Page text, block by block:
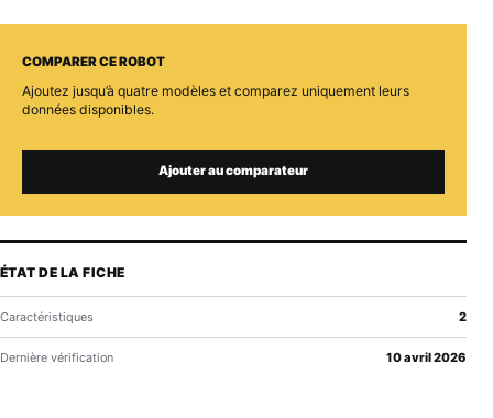
COMPARER CE ROBOT
Ajoutez jusqu’à quatre modèles et comparez uniquement leurs
données disponibles.
Ajouter au comparateur
ÉTAT DE LA FICHE
Caractéristiques 2
Dernière vérification 10 avril 2026